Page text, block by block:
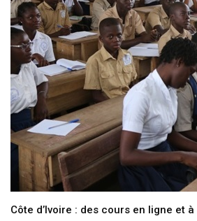
Côte d’Ivoire : des cours en ligne et